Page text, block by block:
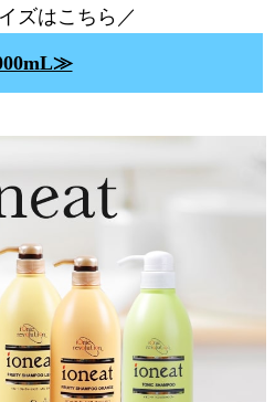
ズはこちら／